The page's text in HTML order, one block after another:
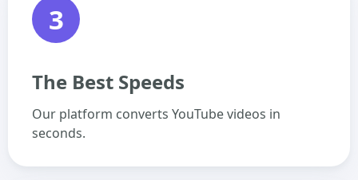
3
The Best Speeds
Our platform converts YouTube videos in
seconds.